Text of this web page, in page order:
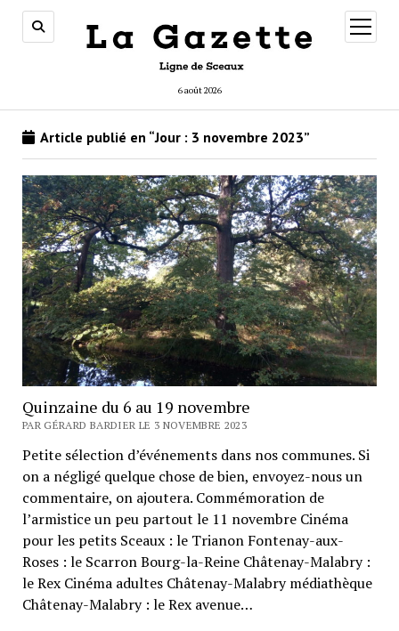
6 août 2026
ouvrir
menu
Article publié en “Jour : 3 novembre 2023”
Quinzaine du 6 au 19 novembre
PAR GÉRARD BARDIER LE 3 NOVEMBRE 2023
Petite sélection d’événements dans nos communes. Si
on a négligé quelque chose de bien, envoyez-nous un
commentaire, on ajoutera. Commémoration de
l’armistice un peu partout le 11 novembre Cinéma
pour les petits Sceaux : le Trianon Fontenay-aux-
Roses : le Scarron Bourg-la-Reine Châtenay-Malabry :
le Rex Cinéma adultes Châtenay-Malabry médiathèque
Châtenay-Malabry : le Rex avenue…